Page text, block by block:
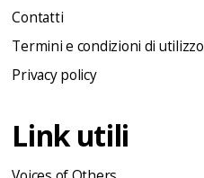
Contatti
Termini e condizioni di utilizzo
Privacy policy
Link utili